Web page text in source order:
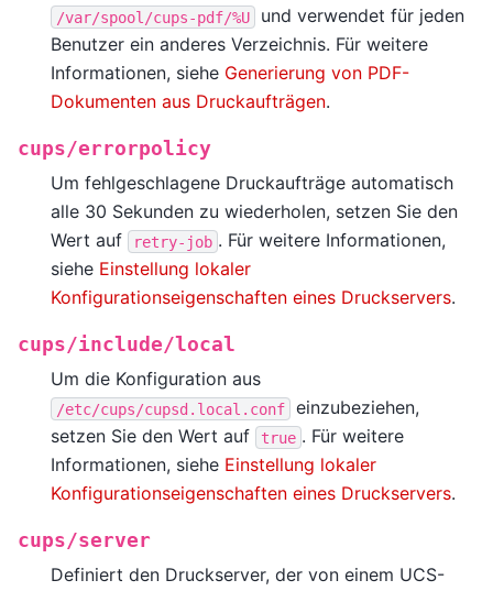
/var/spool/cups-pdf/%U
und verwendet für jeden
Benutzer ein anderes Verzeichnis. Für weitere
Informationen, siehe Generierung von PDF-
Dokumenten aus Druckaufträgen.
cups/errorpolicy
Um fehlgeschlagene Druckaufträge automatisch
alle 30 Sekunden zu wiederholen, setzen Sie den
Wert auf
retry-job . Für weitere Informationen,
siehe Einstellung lokaler
Konfigurationseigenschaften eines Druckservers.
cups/include/local
Um die Konfiguration aus
/etc/cups/cupsd.local.conf
einzubeziehen,
setzen Sie den Wert auf
true . Für weitere
Informationen, siehe Einstellung lokaler
Konfigurationseigenschaften eines Druckservers.
cups/server
Definiert den Druckserver, der von einem UCS-